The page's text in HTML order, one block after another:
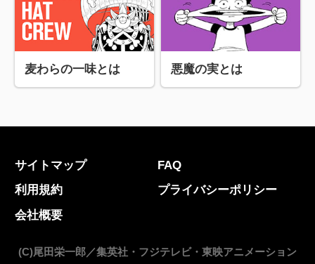
麦わらの一味とは 悪魔の実とは
サイトマップ
FAQ
利用規約
プライバシーポリシー
会社概要
(C)尾田栄一郎／集英社・フジテレビ・東映アニメーション